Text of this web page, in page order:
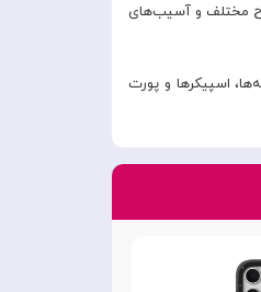
مختلف و آسیب‌های
اسپیکرها و پورت